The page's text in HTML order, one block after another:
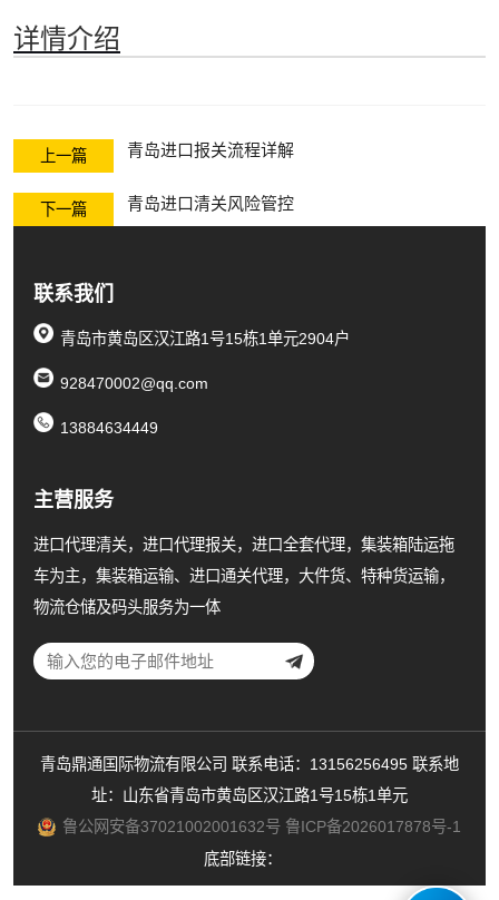
详情介绍
上一篇 青岛进口报关流程详解
下一篇 青岛进口清关风险管控
联系我们
青岛市黄岛区汉江路1号15栋1单元2904户
928470002@qq.com
13884634449
主营服务
进口代理清关，进口代理报关，进口全套代理，集装箱陆运拖
车为主，集装箱运输、进口通关代理，大件货、特种货运输，
物流仓储及码头服务为一体
青岛鼎通国际物流有限公司 联系电话：13156256495 联系地
址：山东省青岛市黄岛区汉江路1号15栋1单元
鲁公网安备37021002001632号 鲁ICP备2026017878号-1
底部链接：